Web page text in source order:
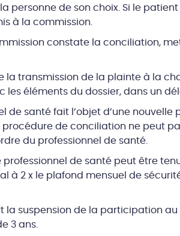
personne de son choix. Si le
à la commission.
constate la conciliation,
la transmission de la plainte à la
les éléments du dossier, dans un
de santé fait l’objet d’une
de conciliation ne peut
du professionnel de santé.
professionnel de santé peut être
à 2 x le plafond mensuel de
la suspension de la participation
3 ans.